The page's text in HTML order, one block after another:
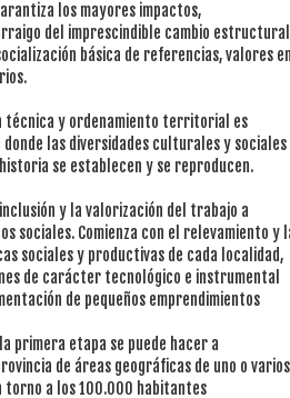
los mayores impactos,
del imprescindible cambio
básica de referencias, valores
técnica y ordenamiento territorial es
las diversidades culturales y sociales
se establecen y se reproducen.
y la valorización del trabajo a
sociales. Comienza con el relevamiento y
sociales y productivas de cada localidad,
de carácter tecnológico e instrumental
de pequeños emprendimientos
primera etapa se puede hacer a
de áreas geográficas de uno o varios
torno a los 100.000 habitantes